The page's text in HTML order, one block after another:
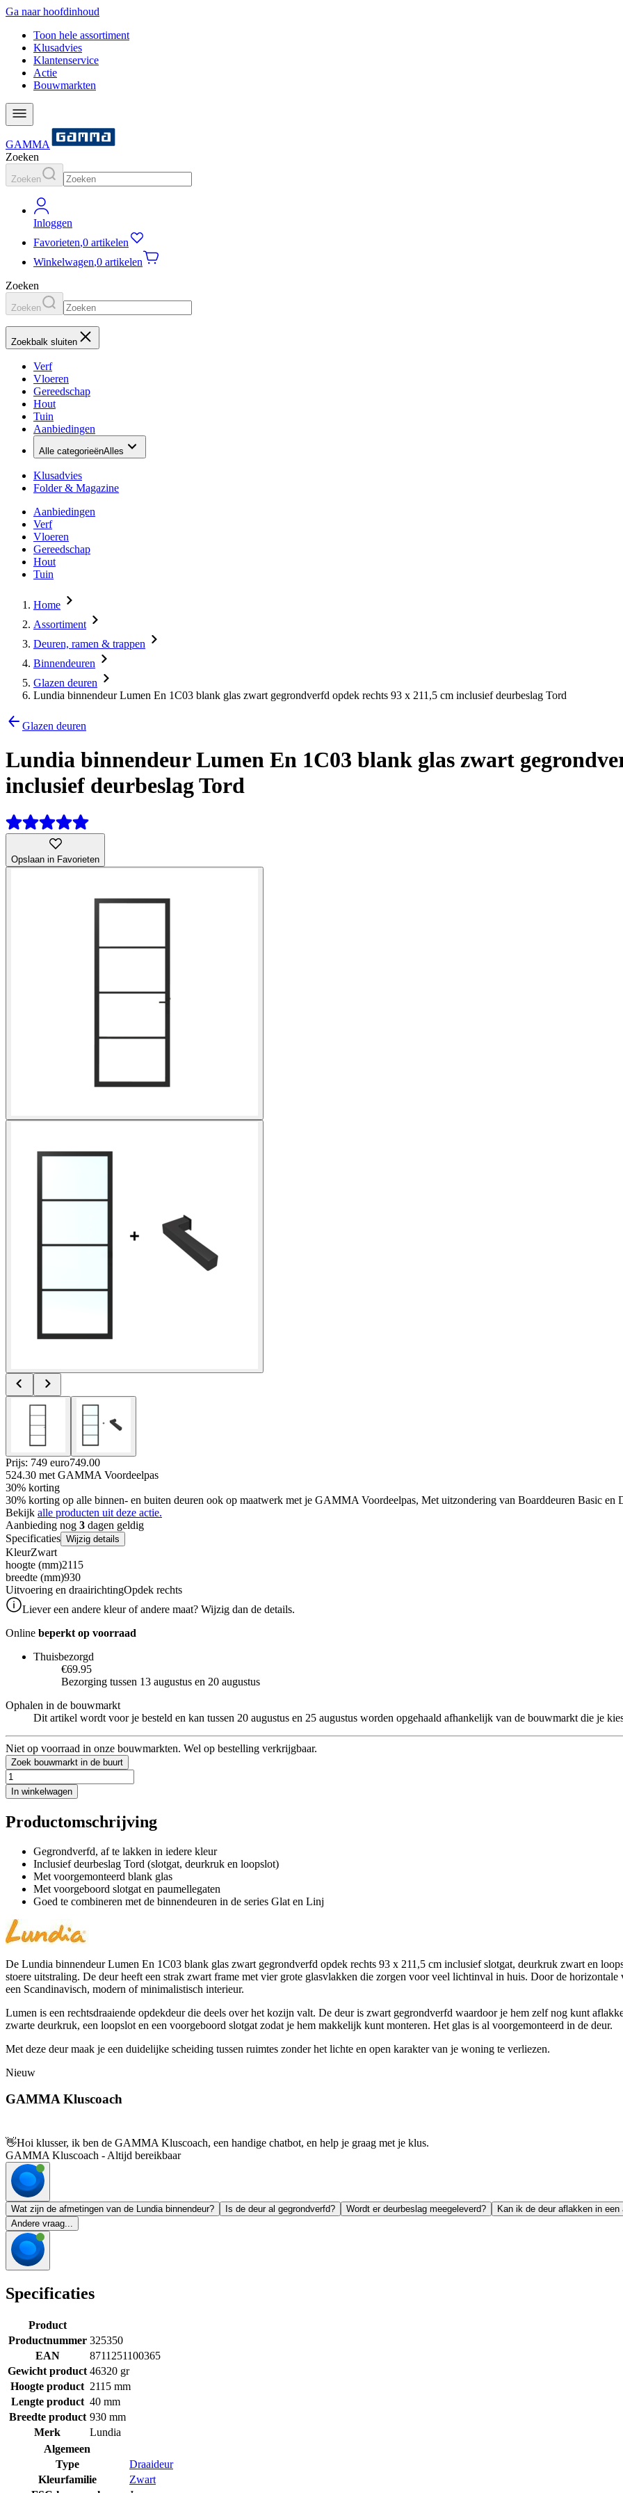
Ga naar hoofdinhoud
Toon hele assortiment
Klusadvies
Klantenservice
Actie
Bouwmarkten
GAMMA
Zoeken
Zoeken
Inloggen
Favorieten,0 artikelen
Winkelwagen,0 artikelen
Zoeken
Zoeken
Zoekbalk sluiten
Verf
Vloeren
Gereedschap
Hout
Tuin
Aanbiedingen
Alle categorieënAlles
Klusadvies
Folder & Magazine
Aanbiedingen
Verf
Vloeren
Gereedschap
Hout
Tuin
Home
Assortiment
Deuren, ramen & trappen
Binnendeuren
Glazen deuren
Lundia binnendeur Lumen En 1C03 blank glas zwart gegrondverfd opdek rechts 93 x 211,5 cm inclusief deurbeslag Tord
Glazen deuren
Lundia binnendeur Lumen En 1C03 blank glas zwart
inclusief deurbeslag Tord
Opslaan in Favorieten
Prijs: 749 euro749.00
524.30 met GAMMA Voordeelpas
30% korting
30% korting op alle binnen- en buiten deuren ook op maatwerk met je GAMMA Voordeelpas, Met uitzondering van Boarddeuren Basic en
Bekijk alle producten uit deze actie.
Aanbieding nog 3 dagen geldig
Specificaties Wijzig details
KleurZwart
hoogte (mm)2115
breedte (mm)930
Uitvoering en draairichtingOpdek rechts
Liever een andere kleur of andere maat? Wijzig dan de details.
Online beperkt op voorraad
Thuisbezorgd
€69.95
Bezorging tussen 13 augustus en 20 augustus
Ophalen in de bouwmarkt
Dit artikel wordt voor je besteld en kan tussen 20 augustus en 25 augustus worden opgehaald afhankelijk van de bouwmarkt die je
Niet op voorraad in onze bouwmarkten. Wel op bestelling verkrijgbaar.
Zoek bouwmarkt in de buurt
In winkelwagen
Productomschrijving
Gegrondverfd, af te lakken in iedere kleur
Inclusief deurbeslag Tord (slotgat, deurkruk en loopslot)
Met voorgemonteerd blank glas
Met voorgeboord slotgat en paumellegaten
Goed te combineren met de binnendeuren in de series Glat en Linj
De Lundia binnendeur Lumen En 1C03 blank glas zwart gegrondverfd opdek rechts 93 x 211,5 cm inclusief slotgat, deurkruk zwart en
stoere uitstraling. De deur heeft een strak zwart frame met vier grote glasvlakken die zorgen voor veel lichtinval in huis. Door de
een Scandinavisch, modern of minimalistisch interieur.
Lumen is een rechtsdraaiende opdekdeur die deels over het kozijn valt. De deur is zwart gegrondverfd waardoor je hem zelf nog kunt
zwarte deurkruk, een loopslot en een voorgeboord slotgat zodat je hem makkelijk kunt monteren. Het glas is al voorgemonteerd in de deur.
Met deze deur maak je een duidelijke scheiding tussen ruimtes zonder het lichte en open karakter van je woning te verliezen.
Nieuw
GAMMA Kluscoach
👋Hoi klusser, ik ben de GAMMA Kluscoach, een handige chatbot, en help je graag met je klus.
GAMMA Kluscoach - Altijd bereikbaar
Wat zijn de afmetingen van de Lundia binnendeur? Is de deur al gegrondverfd? Wordt er deurbeslag meegeleverd?
Kan ik de deur aflakken in een
Andere vraag...
Specificaties
Product
Productnummer 325350
EAN
8711251100365
Gewicht product 46320 gr
Hoogte product 2115 mm
Lengte product 40 mm
Breedte product 930 mm
Merk
Lundia
Algemeen
Type
Draaideur
Kleurfamilie
Zwart